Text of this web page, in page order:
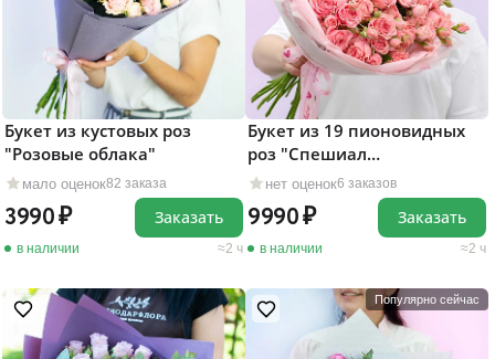
мало оценок82 заказа
Букет из кустовых роз
"Розовые облака"
3990
в наличии 2 ч
Заказать
нет оценок6 заказов
Букет из 19 пионовидных
роз "Спешиал
Дайменшенс"
9990
в наличии 2 ч
Заказать
Популярно сейчас